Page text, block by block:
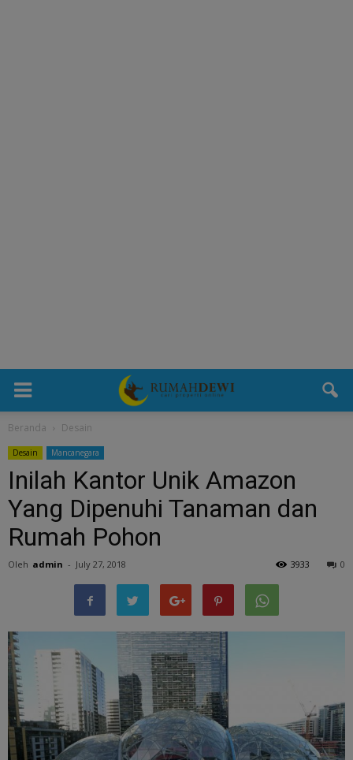
Beranda Desain
Desain Mancanegara
Inilah Kantor Unik Amazon
Yang Dipenuhi Tanaman dan
Rumah Pohon
Oleh admin - July 27, 2018 0
3933